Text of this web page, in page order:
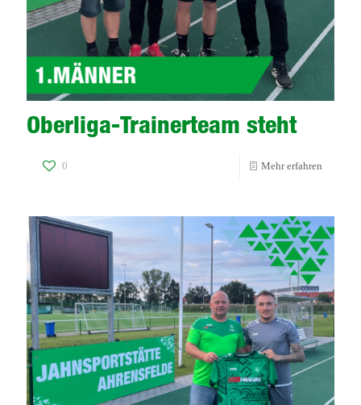
Oberliga-Trainerteam steht
0 Mehr erfahren
steht